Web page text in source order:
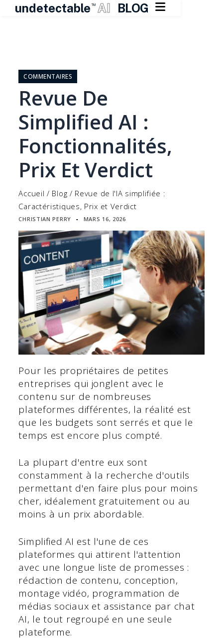
undetectable TM AI BLOG 
contentCOMMENTAIRES
Revue De
Simplified AI :
Fonctionnalités,
Prix Et Verdict
Accueil / Blog / Revue de l'IA simplifiée :
Caractéristiques, Prix et Verdict
CHRISTIAN PERRY ▪ MARS 16, 2026
Pour les propriétaires de petites
entreprises qui jonglent avec le
contenu sur de nombreuses
plateformes différentes, la réalité est
que les budgets sont serrés et que le
temps est encore plus compté.
La plupart d'entre eux sont
constamment à la recherche d'outils
permettant d'en faire plus pour moins
cher, idéalement gratuitement ou au
moins à un prix abordable.
Simplified AI est l'une de ces
plateformes qui attirent l'attention
avec une longue liste de promesses :
rédaction de contenu, conception,
montage vidéo, programmation de
médias sociaux et assistance par chat
AI, le tout regroupé en une seule
plateforme.